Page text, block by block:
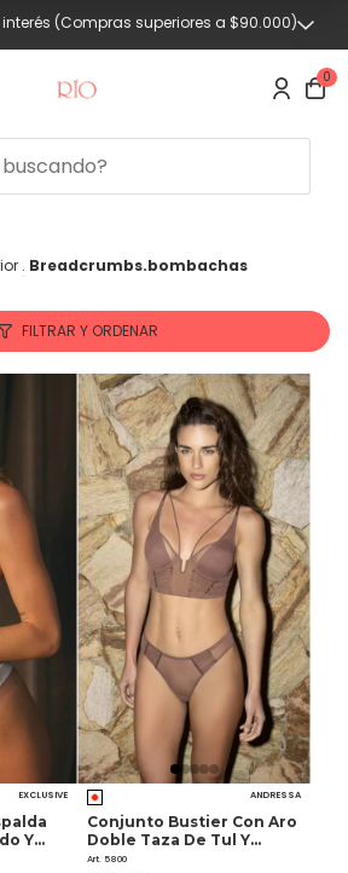
(Compras superiores a $90.000)
Hombre
0
. Breadcrumbs.bombachas
FILTRAR Y ORDENAR
EXCLUSIVE
Y
ANDRESSA
Conjunto Bustier Con Aro
Doble Taza De Tul Y
Colaless De Lycra
Art. 5800